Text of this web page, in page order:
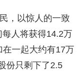
，以惊人的一致
人将获得14.2万
一起大约有17万
份只剩下了2.5